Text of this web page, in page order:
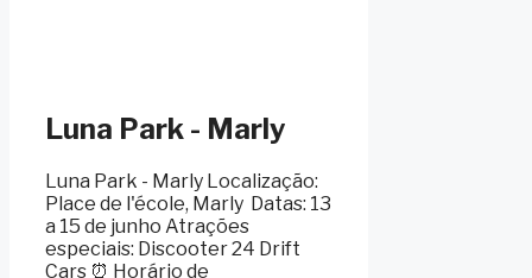
Luna Park - Marly
Luna Park - Marly Localização:
Place de l'école, Marly ️ Datas: 13
a 15 de junho Atrações
especiais: Discooter 24 Drift
Cars ⏰ Horário de